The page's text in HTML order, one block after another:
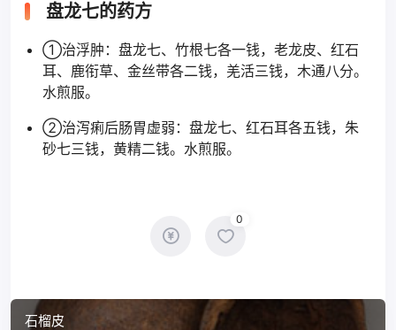
盘龙七的药方
①治浮肿：盘龙七、竹根七各一钱，老龙皮、红石
耳、鹿衔草、金丝带各二钱，羌活三钱，木通八分。
水煎服。
②治泻痢后肠胃虚弱：盘龙七、红石耳各五钱，朱
砂七三钱，黄精二钱。水煎服。
0
石榴皮